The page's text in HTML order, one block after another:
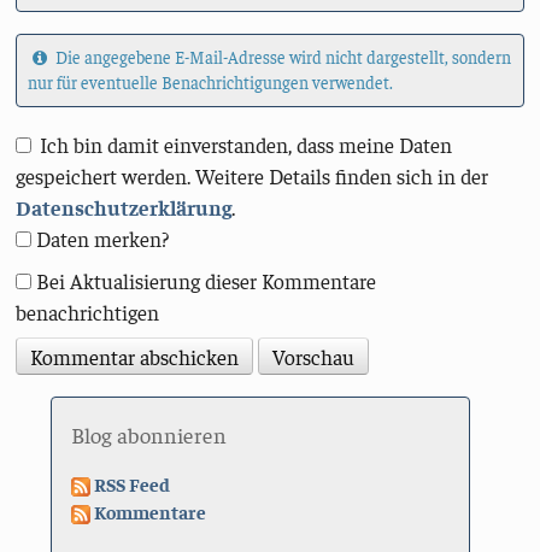
Die angegebene E-Mail-Adresse wird nicht dargestellt, sondern
nur für eventuelle Benachrichtigungen verwendet.
Ich bin damit einverstanden, dass meine Daten
gespeichert werden. Weitere Details finden sich in der
Datenschutzerklärung.
Daten merken?
Bei Aktualisierung dieser Kommentare
benachrichtigen
Blog abonnieren
RSS Feed
Kommentare